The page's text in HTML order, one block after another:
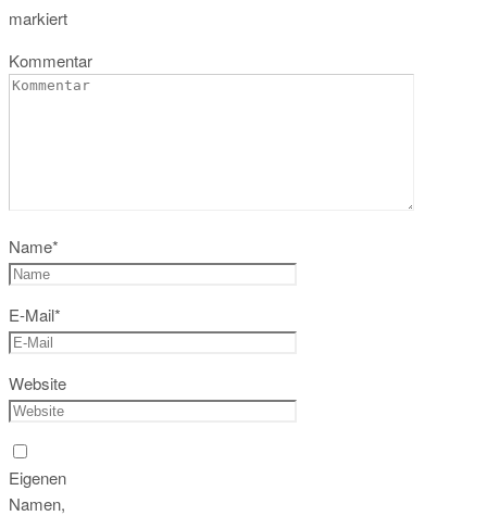
markiert
Kommentar
Name*
E-Mail*
Website
Eigenen
Namen,